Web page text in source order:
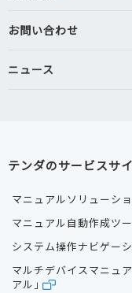
お問い合わせ
ニュース
テンダのサービスサ
マニュアルソリューシ
マニュアル自動作成ツ
システム操作ナビゲー
マルチデバイスマニュ
アル」